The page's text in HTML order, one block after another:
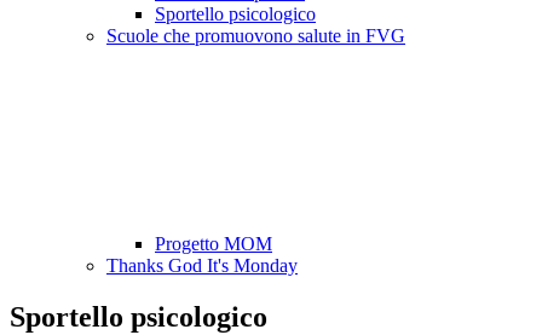
Sportello psicologico
Scuole che promuovono salute in FVG
Progetto MOM
Thanks God It's Monday
Sportello psicologico